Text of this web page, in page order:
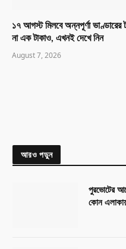
১৭ আগস্ট মিলবে অন্নপূর্ণা
না এক টাকাও, এখনই দেখে নিন
August 7, 2026
আরও পড়ুন
পুরভোটের
কোন